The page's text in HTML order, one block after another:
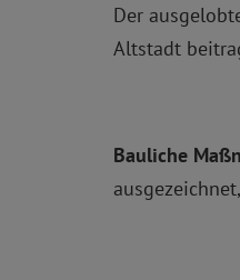
Der
Altstadt
Bauliche